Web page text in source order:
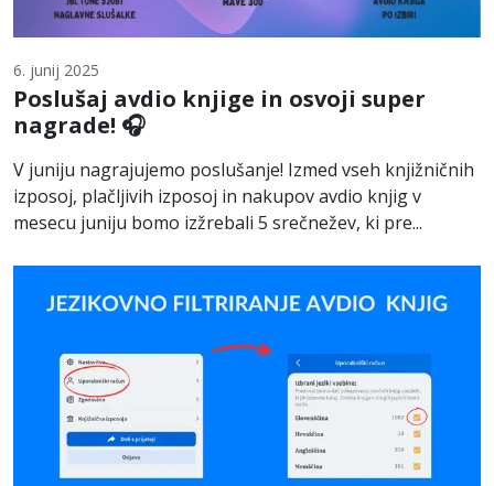
6. junij 2025
Poslušaj avdio knjige in osvoji super
nagrade! 🎧
V juniju nagrajujemo poslušanje! Izmed vseh knjižničnih
izposoj, plačljivih izposoj in nakupov avdio knjig v
mesecu juniju bomo izžrebali 5 srečnežev, ki pre...